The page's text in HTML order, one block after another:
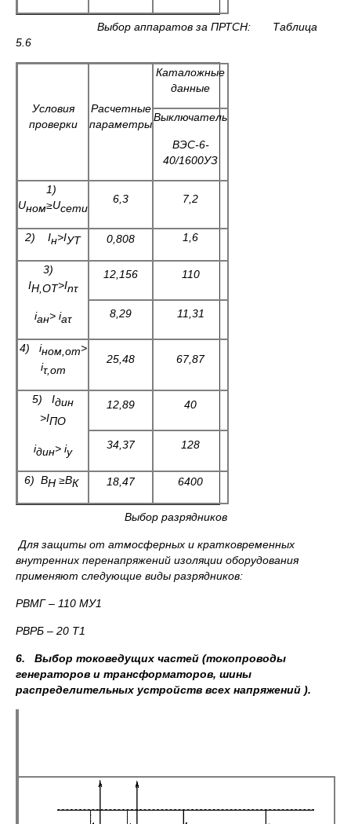
Выбор аппаратов за ПРТСН: Таблица
5.6
Условия
проверки
Расчетные
параметры
Каталожные
данные
Выключатель
ВЭС-6-
40/1600УЗ
1)
Uном≥Uсети
6,3 7,2
2) Iн>IУТ 0,808 1,6
3)
IН,ОТ>Inτ
iан> iаτ
12,156 110
8,29 11,31
4) iном, от>
iτ,от
25,48 67,87
5) Iдин
>IПО
iдин> iу
12,89 40
34,37 128
6) ВН ≥ВК 18,47 6400
Выбор разрядников
Для защиты от атмосферных и кратковременных
внутренних перенапряжений изоляции оборудования
применяют следующие виды разрядников:
РВМГ – 110 МУ1
РВРБ – 20 Т1
6. Выбор токоведущих частей (токопроводы
генераторов и трансформаторов, шины
распределительных устройств всех напряжений ).